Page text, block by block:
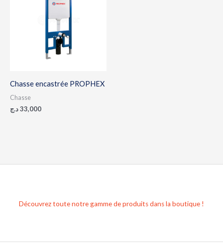
Chasse encastrée PROPHEX
Chasse
33,000د.ج
Découvrez toute notre gamme de produits dans la boutique !